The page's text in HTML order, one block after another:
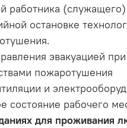
работника
остановке
эвакуацией
пожаротушения
и
состояние рабочего
для проживания